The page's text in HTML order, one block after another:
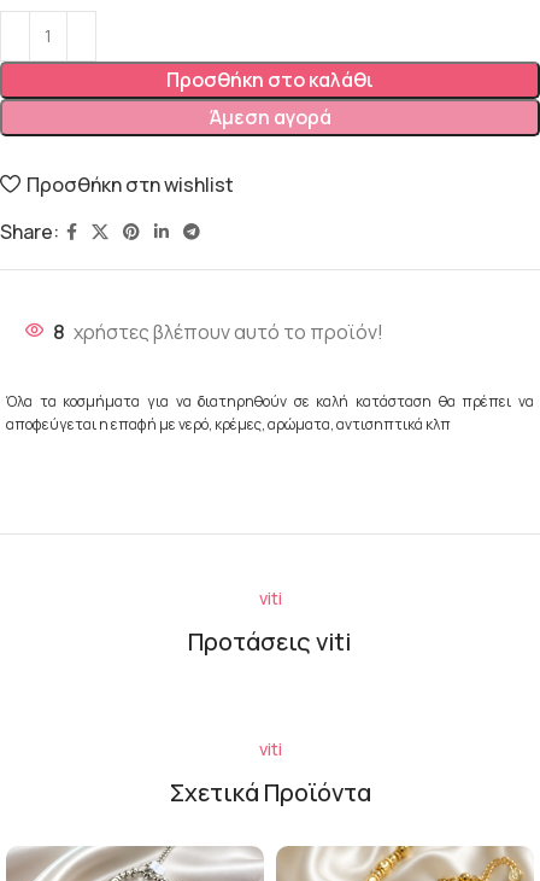
Προσθήκη στο καλάθι
Άμεση αγορά
Προσθήκη στη wishlist
Share:
8 χρήστες βλέπουν αυτό το προϊόν!
Όλα τα κοσμήματα για να διατηρηθούν σε καλή κατάσταση θα πρέπει να
αποφεύγεται η επαφή με νερό, κρέμες, αρώματα, αντισηπτικά κλπ
viti
Προτάσεις viti
viti
Σχετικά Προϊόντα